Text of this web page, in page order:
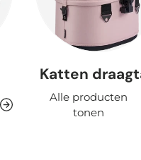
Katten
Alle producten
tonen